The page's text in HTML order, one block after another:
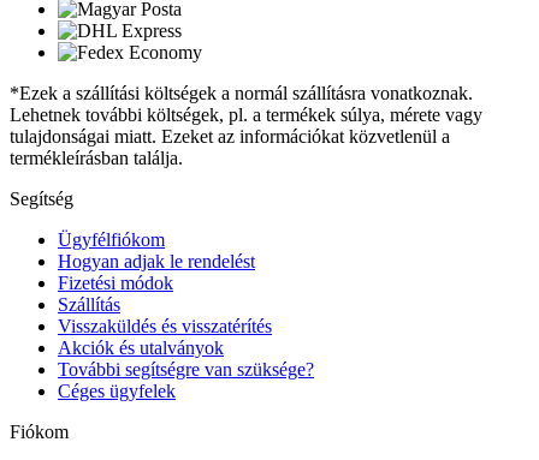
*Ezek a szállítási költségek a normál szállításra vonatkoznak.
Lehetnek további költségek, pl. a termékek súlya, mérete vagy
tulajdonságai miatt. Ezeket az információkat közvetlenül a
termékleírásban találja.
Segítség
Ügyfélfiókom
Hogyan adjak le rendelést
Fizetési módok
Szállítás
Visszaküldés és visszatérítés
Akciók és utalványok
További segítségre van szüksége?
Céges ügyfelek
Fiókom